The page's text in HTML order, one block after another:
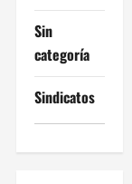
Sin
categoría
Sindicatos